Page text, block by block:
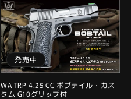
価
格
ル
価
格
発売中
WA TRP 4.25 CC ボブテイル・カス
タム G10グリップ付